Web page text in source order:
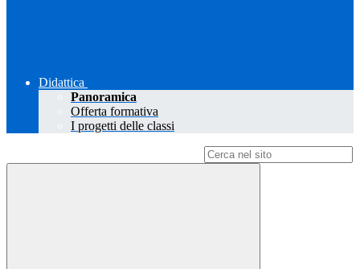
Didattica
Panoramica
Offerta formativa
I progetti delle classi